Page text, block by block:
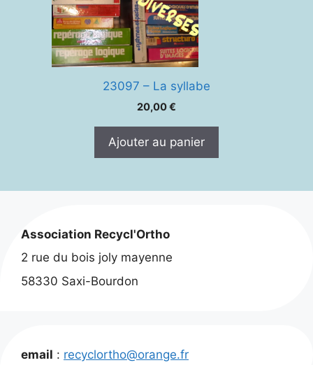
23097 – La syllabe
20,00€
Ajouter au panier
Association Recycl'Ortho
2 rue du bois joly mayenne
58330 Saxi-Bourdon
email : recyclortho@orange.fr